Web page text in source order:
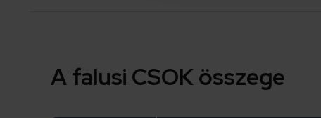
A falusi CSOK összege